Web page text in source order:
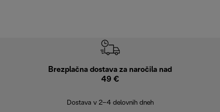
Brezplačna dostava za naročila nad
49 €
Dostava v 2–4 delovnih dneh